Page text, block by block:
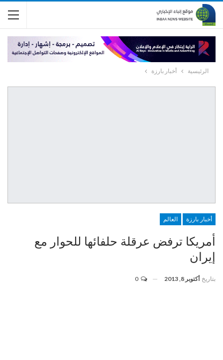
الرئيسية أخبار بارزة
أخبار بارزة العالم
أمريكا ترفض عرقلة حلفائها للحوار مع
إيران
بتاريخ أكتوبر 8, 2013